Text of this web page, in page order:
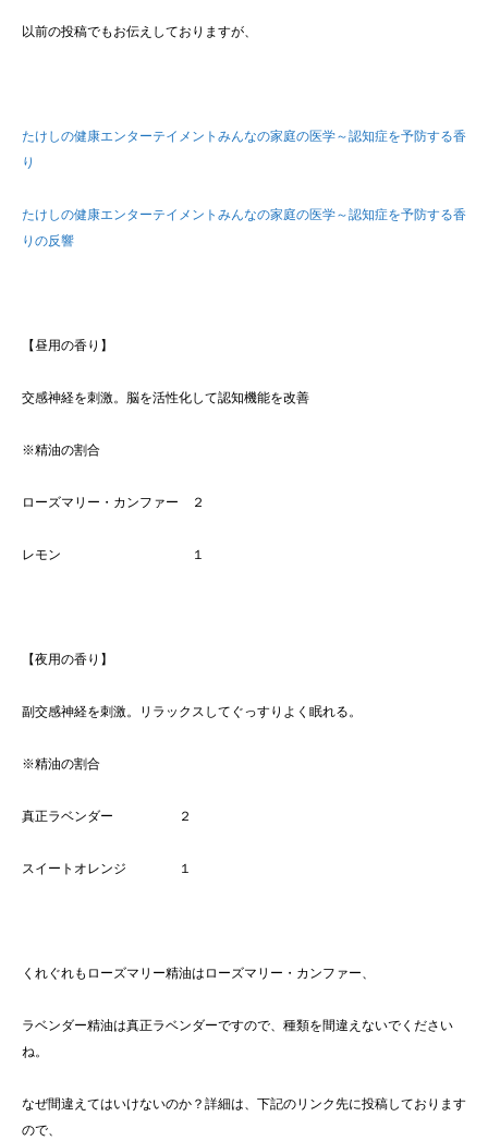
以前の投稿でもお伝えしておりますが、
たけしの健康エンターテイメントみんなの家庭の医学～認知症を予防する香
り
たけしの健康エンターテイメントみんなの家庭の医学～認知症を予防する香
りの反響
【昼用の香り】
交感神経を刺激。脳を活性化して認知機能を改善
※精油の割合
ローズマリー・カンファー ２
レモン １
【夜用の香り】
副交感神経を刺激。リラックスしてぐっすりよく眠れる。
※精油の割合
真正ラベンダー ２
スイートオレンジ １
くれぐれもローズマリー精油はローズマリー・カンファー、
ラベンダー精油は真正ラベンダーですので、種類を間違えないでください
ね。
なぜ間違えてはいけないのか？詳細は、下記のリンク先に投稿しております
ので、